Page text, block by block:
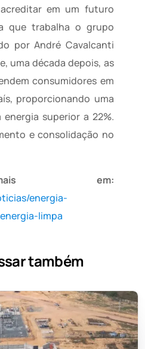
em um futuro
que trabalha o grupo
por André Cavalcanti
uma década depois, as
consumidores em
proporcionando uma
superior a 22%.
e consolidação no
em:
energia-
limpa
também